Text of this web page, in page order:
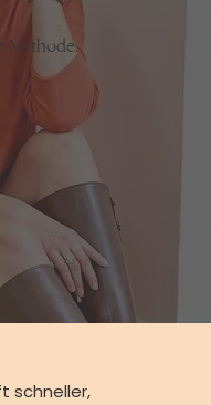
Methode.
schneller,